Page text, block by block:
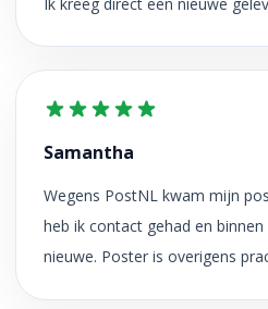
Samantha
Wegens PostNL kwam mijn
heb ik contact gehad en
nieuwe. Poster is overigens